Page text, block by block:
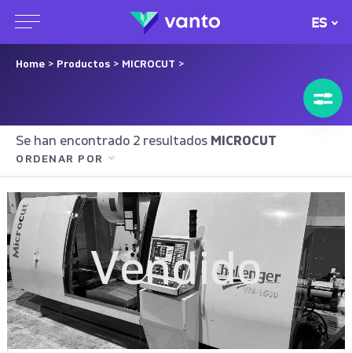
ES
Home > Productos > MICROCUT >
Se han encontrado 2 resultados MICROCUT
ORDENAR POR
Vendido